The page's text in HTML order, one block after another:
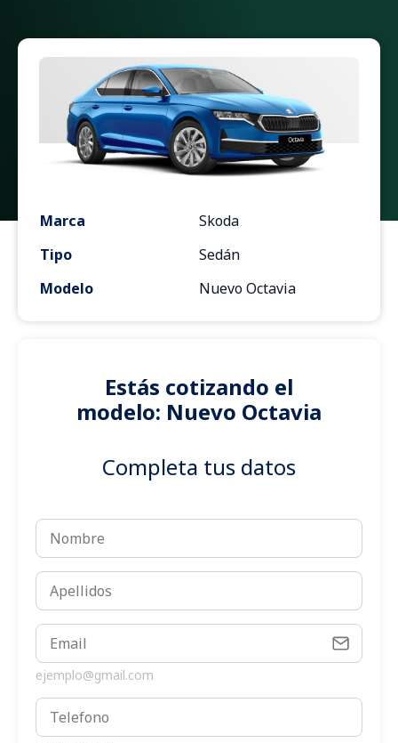
Marca
Skoda
Tipo
Sedán
Modelo
Nuevo Octavia
Estás cotizando el
modelo: Nuevo Octavia
Completa tus datos
ejemplo@gmail.com